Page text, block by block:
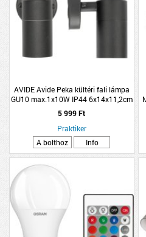
AVIDE Avide Peka kültéri fali lámpa
GU10 max.1x10W IP44 6x14x11,2cm
fekete
5 999 Ft
Praktiker
A bolthoz
Info